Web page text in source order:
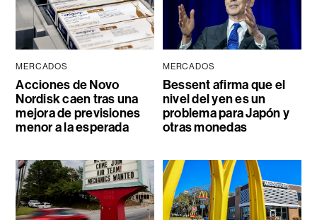
MERCADOS
Acciones de Novo
Nordisk caen tras una
mejora de previsiones
menor a la esperada
MERCADOS
Bessent afirma que el
nivel del yen es un
problema para Japón y
otras monedas